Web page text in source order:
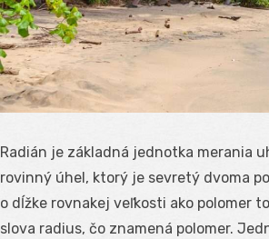
Radián je základná jednotka merania
rovinný úhel, ktorý je sevretý dvoma
o dĺžke rovnakej veľkosti ako polomer
slova radius, čo znamená polomer.